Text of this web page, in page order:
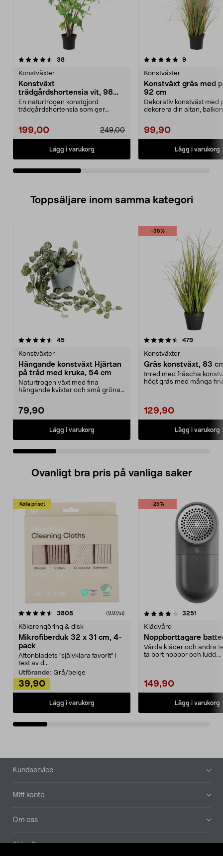
38recensioner
Konstväxter
Konstväxt
trädgårdshortensia vit, 98
cm
En naturtrogen konstgjord
trädgårdshortensia som ger
249,00
199,00
Lägg i varukorg
5.0av 5 stjärnor 9recensioner
Konstväxter
Konstväxt gräs med
92 cm
Dekorativ konstväxt med
dekorera din altan,
99,90
Lägg i varukorg
4.5av 5 stjärnor
Toppsäljare inom samma kategori
45recensioner
Konstväxter
Hängande konstväxt Hjärtan
på tråd med kruka, 54 cm
Naturtrogen växt med fina
hängande kvistar och små gröna
79,90
Lägg i varukorg
-35%
4.5 av 5 stjärnor 479
Konstväxter
Gräs konstväxt, 83
Inred med fräscha
högt gräs med många
129,90
Lägg i varukorg
4.5 av 5 stjärnor
Ovanligt bra pris på vanliga saker
Kolla priset
3808recensioner (9,97/st)
Köksrengöring & disk
Mikrofiberduk 32 x 31 cm, 4-
pack
Aftonbladets "självklara favorit” i
test av d...
Utförande: Grå/beige
39,90
Lägg i varukorg
-25%
4.0av 5 stjärnor 3251
Klädvård
Noppborttagare
Vårda kläder och andra
ta bort noppor och ludd.
149,90
Lägg i varukorg
4.5av 5 stjärnor
Sidfot
Kundservice
Mitt konto
Om oss
Aktuellt